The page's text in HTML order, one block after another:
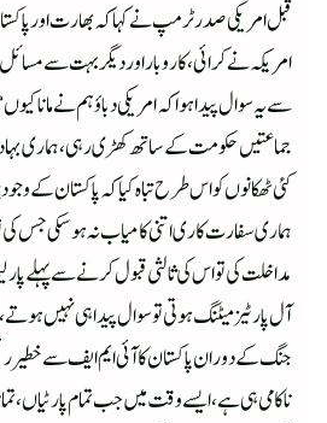
قبل امریکی صدر ٹرمپ نے کہا کہ بھارت اور
امریکہ نے کرائی، کاروبار اور دیگر بہت سے
سے یہ سوال پیدا ہوا کہ امریکی دباؤ ہم نے مانا
جماعتیں حکومت کے ساتھ کھڑی رہی،ہماری
کئی ٹھکانوں کو اس طرح تباہ کیا کہ پاکستان کے
ہماری سفارت کاری اتنی کامیاب نہ ہو سکی جس
مداخلت کی تو اس کی ثالثی قبول کرنے سے پہلے
آل پارٹیز میٹنگ ہوتی تو سوال پیدا ہی نہیں
جنگ کے دوران پاکستان کا آئی ایم ایف سے خطیر